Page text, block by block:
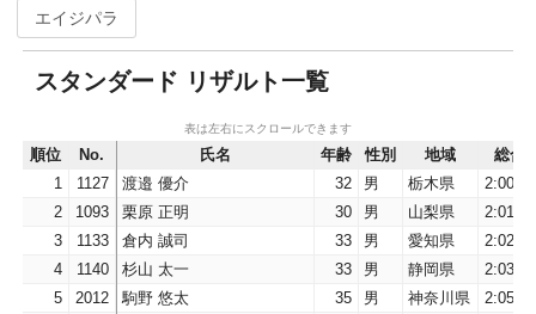
エイジパラ
スタンダード リザルト一覧
表は左右にスクロールできます
順位 No. 氏名 年齢 性別 地域
総合
1
1127 渡邉 優介 32 男 栃木県
2:00:40
2
1093 栗原 正明 30 男 山梨県
2:01:15
3
1133 倉内 誠司 33 男 愛知県
2:02:15
4
1140 杉山 太一 33 男 静岡県
2:03:45
5
2012 駒野 悠太 35 男 神奈川県
2:05:04